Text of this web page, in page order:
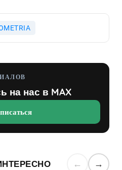
на нас в MAX
← →